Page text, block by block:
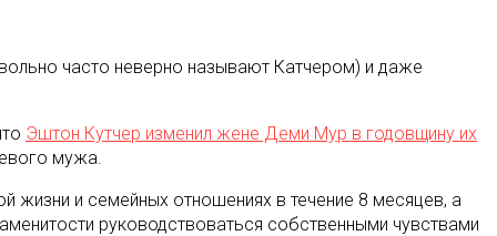
часто неверно называют Катчером) и даже
Эштон Кутчер изменил жене Деми Мур в годовщину их
мужа.
и семейных отношениях в течение 8 месяцев, а
руководствоваться собственными чувствами